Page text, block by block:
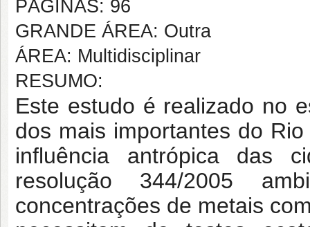
PÁGINAS: 96
GRANDE ÁREA: Outra
ÁREA: Multidisciplinar
RESUMO:
Este estudo é realizado no
dos mais importantes do
influência antrópica das
resolução 344/2005
concentrações de metais